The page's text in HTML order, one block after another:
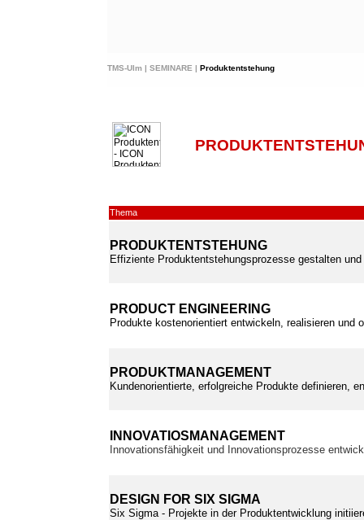
TMS-Ulm | SEMINARE | Produktentstehung
Thema
PRODUKTENTSTEHUNG
Effiziente Produktentstehungsprozesse gestalten und
PRODUCT ENGINEERING
Produkte kostenorientiert entwickeln, realisieren und
PRODUKTMANAGEMENT
Kundenorientierte, erfolgreiche Produkte definieren,
INNOVATIOSMANAGEMENT
Innovationsfähigkeit und Innovationsprozesse
DESIGN FOR SIX SIGMA
Six Sigma - Projekte in der Produktentwicklung